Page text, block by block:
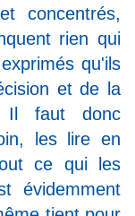
concentrés,
rien qui
qu'ils
et de la
Il faut donc
les lire en
ce qui les
évidemment